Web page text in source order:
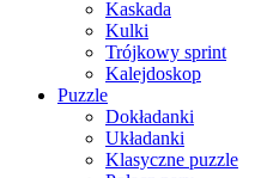
Kaskada
Kulki
Trójkowy sprint
Kalejdoskop
Puzzle
Dokładanki
Układanki
Klasyczne puzzle